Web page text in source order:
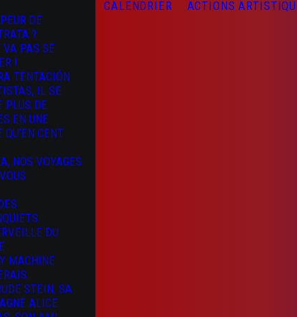
DE
?
VA PAS SE
!
TENTACIÓN
IL SE
PLUS DE
EN UNE
QU’EN CENT
NOS VOYAGES
DU
MACHINE
STEIN, SA
ALICE
CALENDRIER ACTIONS